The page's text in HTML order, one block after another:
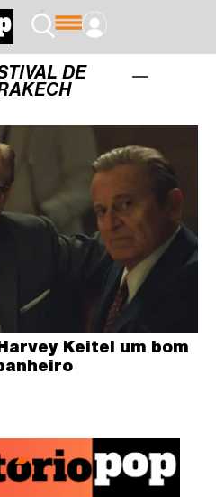
DE
Keitel um bom